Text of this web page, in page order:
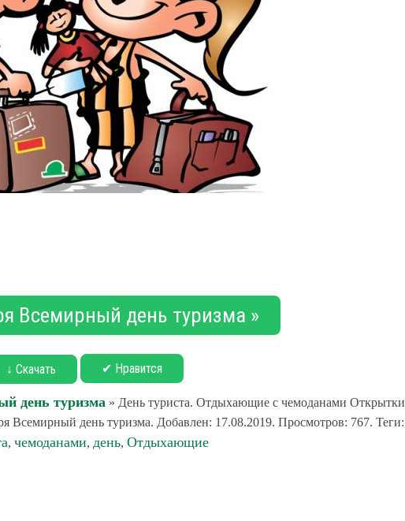
Всемирный день туризма »
↓ Скачать ✔ Нравится
день туризма » День туриста. Отдыхающие с чемоданами Открытки
Всемирный день туризма. Добавлен: 17.08.2019. Просмотров: 767. Теги:
, чемоданами, день, Отдыхающие